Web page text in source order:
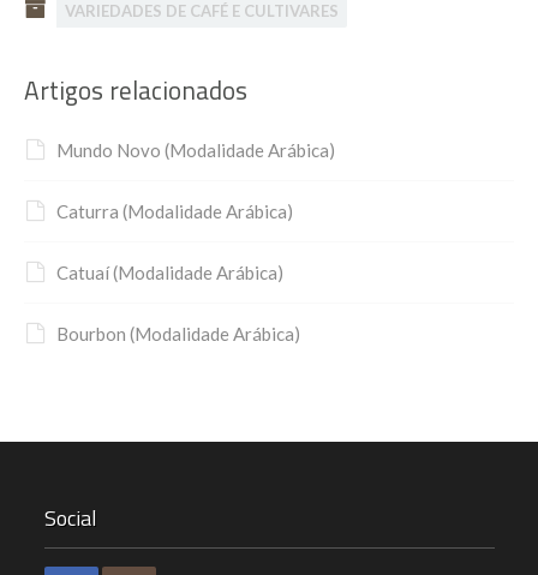
VARIEDADES DE CAFÉ E CULTIVARES
Artigos relacionados
Mundo Novo (Modalidade Arábica)
Caturra (Modalidade Arábica)
Catuaí (Modalidade Arábica)
Bourbon (Modalidade Arábica)
Social